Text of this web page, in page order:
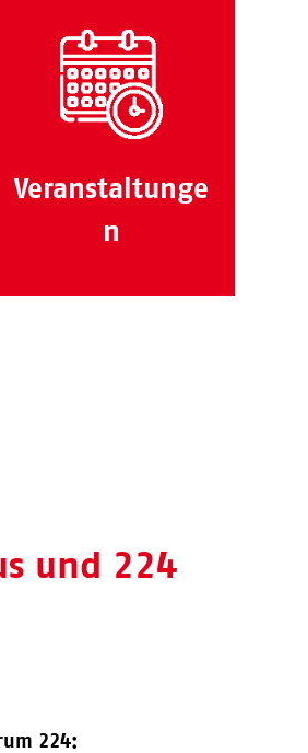
Veranstaltunge
n
und 224
224: